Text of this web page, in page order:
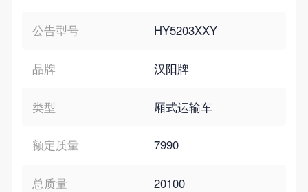
个性化私人定制
公告型号 HY5203XXY
品牌 汉阳牌
类型 厢式运输车
额定质量 7990
总质量 20100